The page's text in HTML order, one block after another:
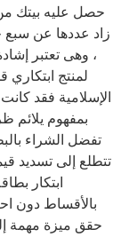
حصل عليه بيتك من
زاد عددها عن سبع
، وهى تعتبر
لمنتج
الإسلامية فقد
بمفهوم يلائم
تفضل الشراء
تتطلع إلى تسديد
ابتكار
بالأقساط دون